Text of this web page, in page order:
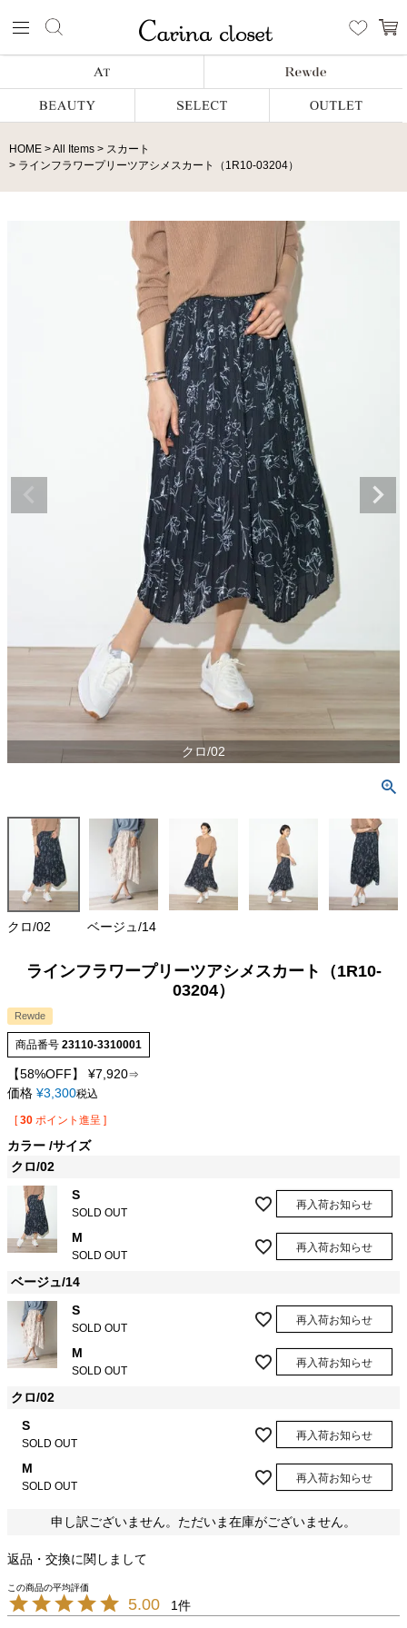
HOME All Items
スカート
ラインフラワープリーツアシメスカート（1R10-03204）
クロ/02
クロ/02 ベージュ/14
ラインフラワープリーツアシメスカート（1R10-
03204）
Rewde
商品番号 23110-3310001
【58%OFF】 ¥7,920⇒
価格 ¥3,300税込
[ 30 ポイント進呈 ]
カラー サイズ
クロ/02
S
SOLD OUT
再入荷お知らせ
M
SOLD OUT
再入荷お知らせ
ベージュ/14
S
SOLD OUT
再入荷お知らせ
M
SOLD OUT
再入荷お知らせ
クロ/02
S
SOLD OUT
再入荷お知らせ
M
SOLD OUT
再入荷お知らせ
申し訳ございません。ただいま在庫がございません。
返品・交換に関しまして
5.00 1